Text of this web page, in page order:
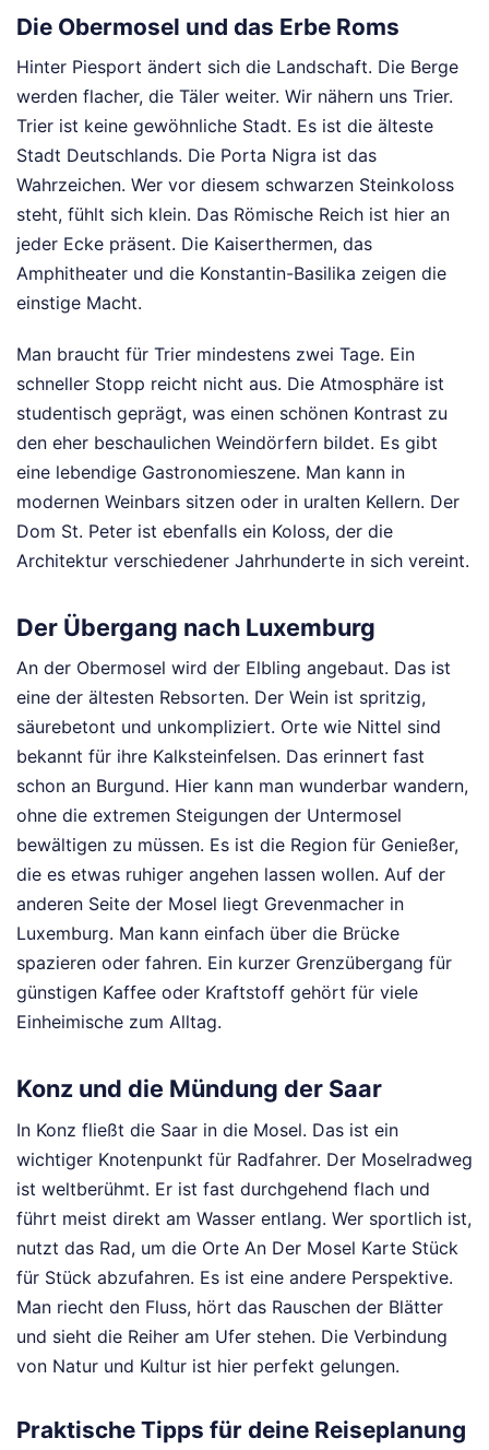
Die Obermosel und das Erbe Roms
Hinter Piesport ändert sich die Landschaft. Die Berge
werden flacher, die Täler weiter. Wir nähern uns Trier.
Trier ist keine gewöhnliche Stadt. Es ist die älteste
Stadt Deutschlands. Die Porta Nigra ist das
Wahrzeichen. Wer vor diesem schwarzen Steinkoloss
steht, fühlt sich klein. Das Römische Reich ist hier an
jeder Ecke präsent. Die Kaiserthermen, das
Amphitheater und die Konstantin-Basilika zeigen die
einstige Macht.
Man braucht für Trier mindestens zwei Tage. Ein
schneller Stopp reicht nicht aus. Die Atmosphäre ist
studentisch geprägt, was einen schönen Kontrast zu
den eher beschaulichen Weindörfern bildet. Es gibt
eine lebendige Gastronomieszene. Man kann in
modernen Weinbars sitzen oder in uralten Kellern. Der
Dom St. Peter ist ebenfalls ein Koloss, der die
Architektur verschiedener Jahrhunderte in sich vereint.
Der Übergang nach Luxemburg
An der Obermosel wird der Elbling angebaut. Das ist
eine der ältesten Rebsorten. Der Wein ist spritzig,
säurebetont und unkompliziert. Orte wie Nittel sind
bekannt für ihre Kalksteinfelsen. Das erinnert fast
schon an Burgund. Hier kann man wunderbar wandern,
ohne die extremen Steigungen der Untermosel
bewältigen zu müssen. Es ist die Region für Genießer,
die es etwas ruhiger angehen lassen wollen. Auf der
anderen Seite der Mosel liegt Grevenmacher in
Luxemburg. Man kann einfach über die Brücke
spazieren oder fahren. Ein kurzer Grenzübergang für
günstigen Kaffee oder Kraftstoff gehört für viele
Einheimische zum Alltag.
Konz und die Mündung der Saar
In Konz fließt die Saar in die Mosel. Das ist ein
wichtiger Knotenpunkt für Radfahrer. Der Moselradweg
ist weltberühmt. Er ist fast durchgehend flach und
führt meist direkt am Wasser entlang. Wer sportlich ist,
nutzt das Rad, um die Orte An Der Mosel Karte Stück
für Stück abzufahren. Es ist eine andere Perspektive.
Man riecht den Fluss, hört das Rauschen der Blätter
und sieht die Reiher am Ufer stehen. Die Verbindung
von Natur und Kultur ist hier perfekt gelungen.
Praktische Tipps für deine Reiseplanung